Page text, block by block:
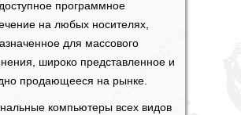
программное
на любых носителях,
для массового
широко представленное и
продающееся на рынке.
компьютеры всех видов